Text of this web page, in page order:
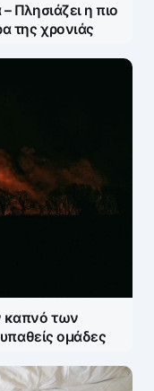
Πλησιάζει η πιο
της χρονιάς
καπνό των
ομάδες